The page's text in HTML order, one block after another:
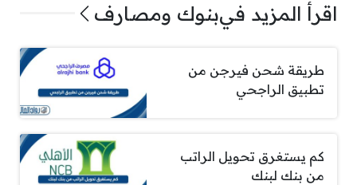
اقرأ المزيد فيبنوك ومصارف
طريقة شحن فيرجن من
تطبيق الراجحي
كم يستغرق تحويل الراتب
من بنك لبنك